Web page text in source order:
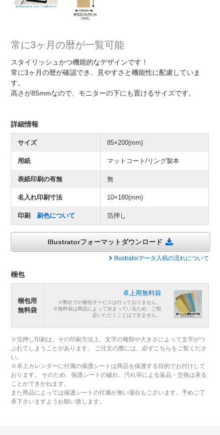
常に3ヶ月の暦が一覧可能
スタイリッシュかつ機能的なデザインです！
常に3ヶ月の暦が確認でき、見やすさと機能性に配慮していま
す。
高さが85mmなので、モニターの下にも置けるサイズです。
詳細情報
サイズ 85×200(mm)
用紙 マットコート/リング製本
表紙印刷の有無 無
名入れ印刷寸法 10×180(mm)
印刷刷色について 箔押し
Illustratorフォーマットダウンロード
Illustratorデータ入稿の流れについて
梱包
梱包用
無料袋
卓上用無料袋
※弊社での梱包サービスは行っておりません。
※無料袋は商品によって決まっているため、ご指
定いただくことはできません。
※箔押し印刷は、その印刷方法上、文字の種類や大きさによって文字がつ
ぶれてしまうことがあります。 ご注文の際には、必ずこちらをご覧くださ
い。
※卓上カレンダーに付属の保護シートは商品を保護する目的でお付けして
おります。 そのため、保護シートの破れ、汚れ等による返品・交換は承る
ことができかねます。
また商品によっては保護シートの付属が無い場合もございます。予めご了
承下さいますようお願い致します。